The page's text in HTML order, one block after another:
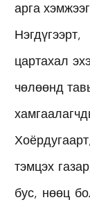
арга
Нэгдүгээрт,
цартахал
чөлөөнд
тэмцэх
бус, нөөц